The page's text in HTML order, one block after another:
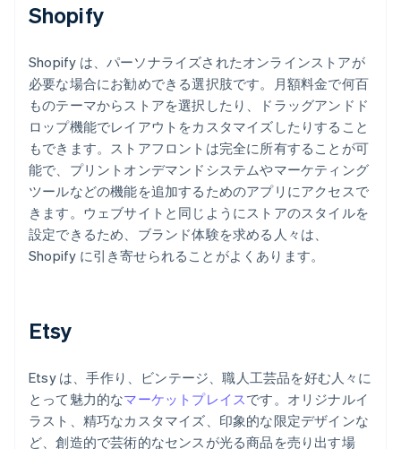
Shopify
Shopify は、パーソナライズされたオンラインストアが
必要な場合にお勧めできる選択肢です。月額料金で何百
ものテーマからストアを選択したり、ドラッグアンドド
ロップ機能でレイアウトをカスタマイズしたりすること
もできます。ストアフロントは完全に所有することが可
能で、プリントオンデマンドシステムやマーケティング
ツールなどの機能を追加するためのアプリにアクセスで
きます。ウェブサイトと同じようにストアのスタイルを
設定できるため、ブランド体験を求める人々は、
Shopify に引き寄せられることがよくあります。
Etsy
Etsy は、手作り、ビンテージ、職人工芸品を好む人々に
とって魅力的なマーケットプレイスです。オリジナルイ
ラスト、精巧なカスタマイズ、印象的な限定デザインな
ど、創造的で芸術的なセンスが光る商品を売り出す場